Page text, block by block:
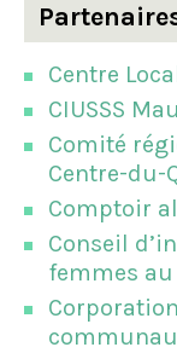
Centre
CIUSSS
Comité
Centre-du-
Comptoir
Conseil
femmes au